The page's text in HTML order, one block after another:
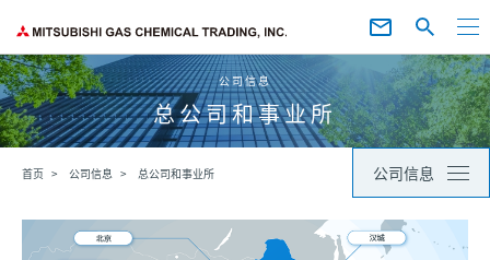
公司信息
总公司和事业所
首页 公司信息 总公司和事业所 公司信息